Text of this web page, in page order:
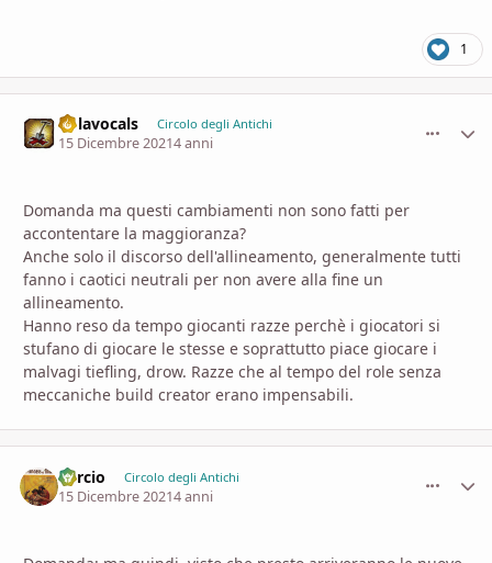
1
nolavocals Circolo degli Antichi
15 Dicembre 20214 anni
Domanda ma questi cambiamenti non sono fatti per
accontentare la maggioranza?
Anche solo il discorso dell'allineamento, generalmente tutti
fanno i caotici neutrali per non avere alla fine un
allineamento.
Hanno reso da tempo giocanti razze perchè i giocatori si
stufano di giocare le stesse e soprattutto piace giocare i
malvagi tiefling, drow. Razze che al tempo del role senza
meccaniche build creator erano impensabili.
Percio Circolo degli Antichi
15 Dicembre 20214 anni